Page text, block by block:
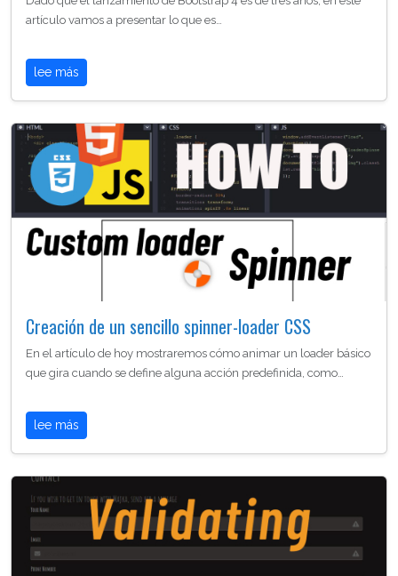
artículo vamos a presentar lo que es…
lee más
Creación de un sencillo spinner-loader CSS
En el artículo de hoy mostraremos cómo animar un loader básico
que gira cuando se define alguna acción predefinida, como…
lee más